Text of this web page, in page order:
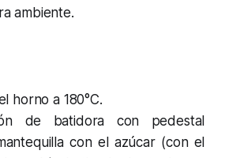
ambiente.
horno a 180°C.
de batidora con pedestal
con el azúcar (con el